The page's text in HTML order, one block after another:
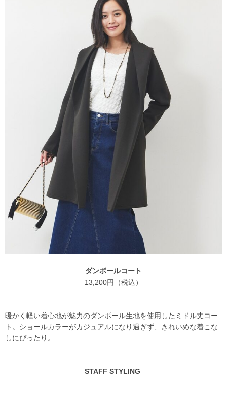
ダンボールコート
13,200円（税込）
暖かく軽い着心地が魅力のダンボール生地を使用したミドル丈コー
ト。ショールカラーがカジュアルになり過ぎず、きれいめな着こな
しにぴったり。
STAFF STYLING